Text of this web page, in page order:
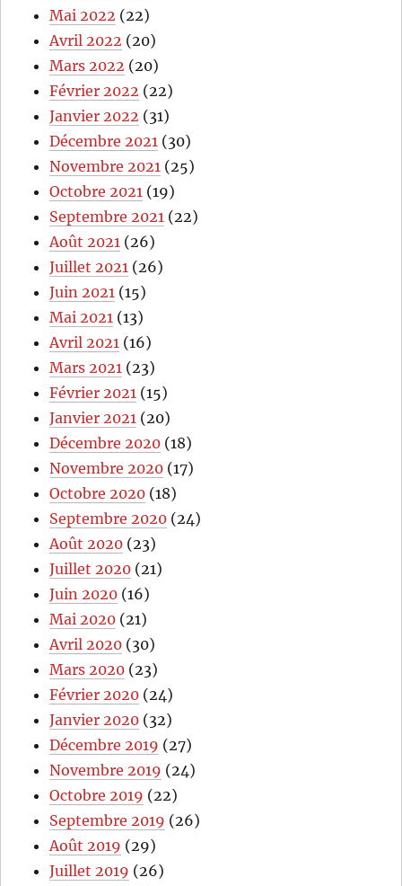
Mai 2022 (22)
Avril 2022 (20)
Mars 2022 (20)
Février 2022 (22)
Janvier 2022 (31)
Décembre 2021 (30)
Novembre 2021 (25)
Octobre 2021 (19)
Septembre 2021 (22)
Août 2021 (26)
Juillet 2021 (26)
Juin 2021 (15)
Mai 2021 (13)
Avril 2021 (16)
Mars 2021 (23)
Février 2021 (15)
Janvier 2021 (20)
Décembre 2020 (18)
Novembre 2020 (17)
Octobre 2020 (18)
Septembre 2020 (24)
Août 2020 (23)
Juillet 2020 (21)
Juin 2020 (16)
Mai 2020 (21)
Avril 2020 (30)
Mars 2020 (23)
Février 2020 (24)
Janvier 2020 (32)
Décembre 2019 (27)
Novembre 2019 (24)
Octobre 2019 (22)
Septembre 2019 (26)
Août 2019 (29)
Juillet 2019 (26)